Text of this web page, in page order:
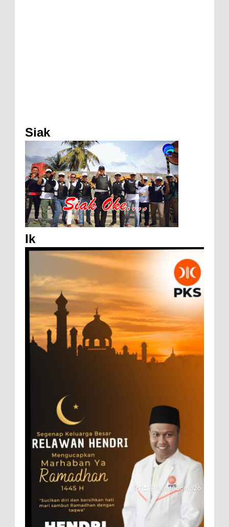
Siak
Ik